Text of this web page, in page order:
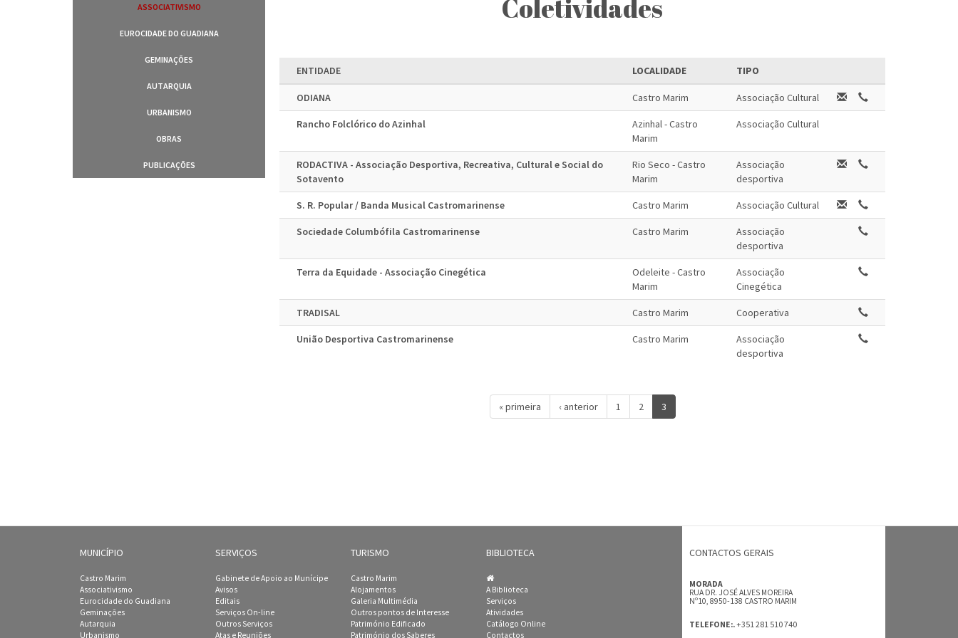
ASSOCIATIVISMO
EUROCIDADE DO GUADIANA
GEMINAÇÕES
AUTARQUIA
URBANISMO
OBRAS
PUBLICAÇÕES
Coletividades
ENTIDADE LOCALIDADE TIPO
ODIANA Castro Marim Associação Cultural
Rancho Folclórico do Azinhal
Azinhal - Castro
Marim
Associação Cultural
RODACTIVA - Associação Desportiva, Recreativa, Cultural e Social do
Sotavento
Rio Seco - Castro
Marim
Associação
desportiva
S. R. Popular / Banda Musical Castromarinense Castro Marim Associação Cultural
Sociedade Columbófila Castromarinense Castro Marim
Associação
desportiva
Terra da Equidade - Associação Cinegética
Odeleite - Castro
Marim
Associação
Cinegética
TRADISAL Castro Marim Cooperativa
União Desportiva Castromarinense Castro Marim
Associação
desportiva
« primeira ‹ anterior 1 2 3
MUNICÍPIO
Castro Marim
Associativismo
Eurocidade do Guadiana
Geminações
Autarquia
Urbanismo
SERVIÇOS
Gabinete de Apoio ao Munícipe
Avisos
Editais
Serviços On-line
Outros Serviços
Atas e Reuniões
TURISMO
Castro Marim
Alojamentos
Galeria Multimédia
Outros pontos de Interesse
Património Edificado
Património dos Saberes
BIBLIOTECA
A Biblioteca
Serviços
Atividades
Catálogo Online
Contactos
CONTACTOS GERAIS
MORADA
RUA DR. JOSÉ ALVES MOREIRA
Nº10, 8950-138 CASTRO MARIM
TELEFONE:.+351 281 510 740